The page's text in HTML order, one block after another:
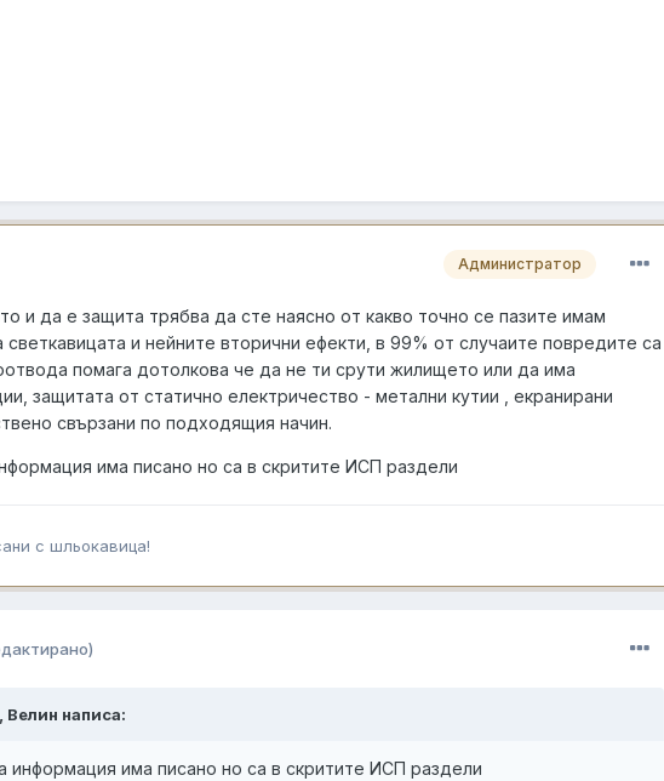
Администратор
и да е защита трябва да сте наясно от какво точно се пазите имам
и нейните вторични ефекти, в 99% от случаите повредите са
помага дотолкова че да не ти срути жилището или да има
защитата от статично електричество - метални кутии , екранирани
свързани по подходящия начин.
има писано но са в скритите ИСП раздели
с шльокавица!
написа:
информация има писано но са в скритите ИСП раздели